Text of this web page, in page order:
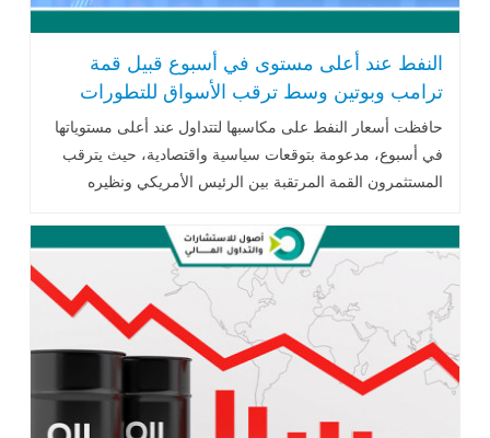
النفط عند أعلى مستوى في أسبوع قبيل قمة
ترامب وبوتين وسط ترقب الأسواق للتطورات
الجيوسياسية
حافظت أسعار النفط على مكاسبها لتتداول عند أعلى مستوياتها
في أسبوع، مدعومة بتوقعات سياسية واقتصادية، حيث يترقب
المستثمرون القمة المرتقبة بين الرئيس الأمريكي ونظيره